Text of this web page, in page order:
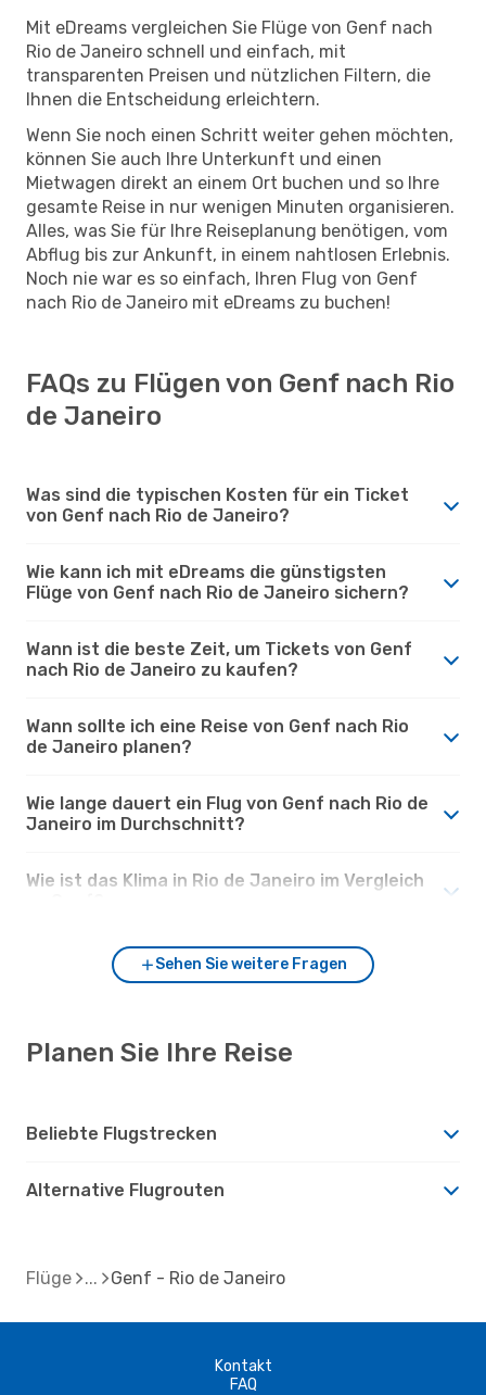
Mit eDreams vergleichen Sie Flüge von Genf nach
Rio de Janeiro schnell und einfach, mit
transparenten Preisen und nützlichen Filtern, die
Ihnen die Entscheidung erleichtern.
Wenn Sie noch einen Schritt weiter gehen möchten,
können Sie auch Ihre Unterkunft und einen
Mietwagen direkt an einem Ort buchen und so Ihre
gesamte Reise in nur wenigen Minuten organisieren.
Alles, was Sie für Ihre Reiseplanung benötigen, vom
Abflug bis zur Ankunft, in einem nahtlosen Erlebnis.
Noch nie war es so einfach, Ihren Flug von Genf
nach Rio de Janeiro mit eDreams zu buchen!
FAQs zu Flügen von Genf nach Rio
de Janeiro
Was sind die typischen Kosten für ein Ticket
von Genf nach Rio de Janeiro?
Wie kann ich mit eDreams die günstigsten
Flüge von Genf nach Rio de Janeiro sichern?
Wann ist die beste Zeit, um Tickets von Genf
nach Rio de Janeiro zu kaufen?
Wann sollte ich eine Reise von Genf nach Rio
de Janeiro planen?
Wie lange dauert ein Flug von Genf nach Rio de
Janeiro im Durchschnitt?
Wie ist das Klima in Rio de Janeiro im Vergleich
Sehen Sie weitere Fragen
Planen Sie Ihre Reise
Beliebte Flugstrecken
Alternative Flugrouten
Flüge Genf - Rio de Janeiro
Kontakt
FAQ